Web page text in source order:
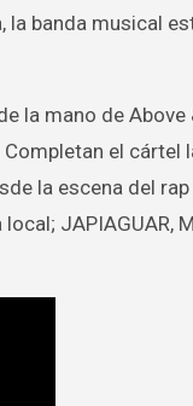
banda musical
la mano de
el cártel
la escena del
JAPIAGUAR,